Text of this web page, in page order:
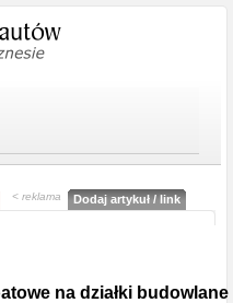
< reklama Dodaj artykuł / link
na działki budowlane